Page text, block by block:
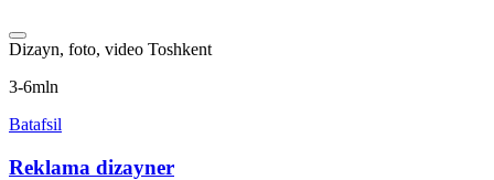
Dizayn, foto, video Toshkent
3-6mln
Batafsil
Reklama dizayner